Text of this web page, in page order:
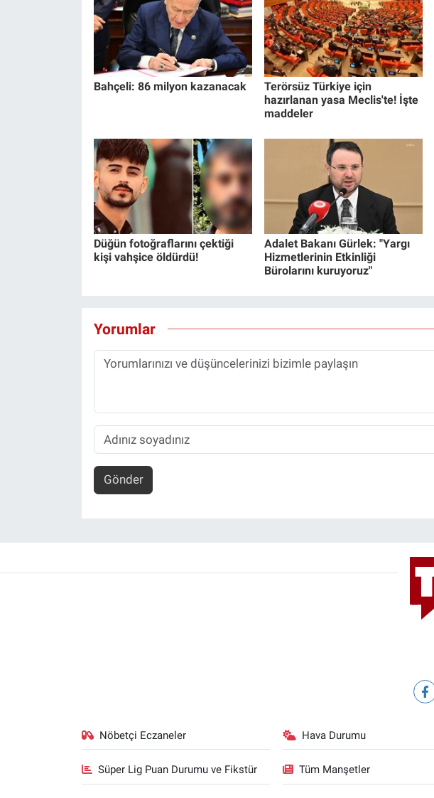
Bahçeli: 86 milyon kazanacak
Terörsüz Türkiye için
hazırlanan yasa Meclis'te! İşte
maddeler
Düğün fotoğraflarını çektiği
kişi vahşice öldürdü!
Adalet Bakanı Gürlek: "Yargı
Hizmetlerinin Etkinliği
Bürolarını kuruyoruz"
Yorumlar
Gönder
Nöbetçi Eczaneler Hava Durumu
Süper Lig Puan Durumu ve Fikstür Tüm Manşetler